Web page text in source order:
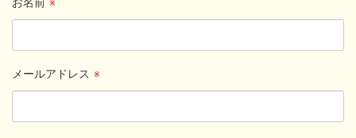
お名前 ※
メールアドレス ※